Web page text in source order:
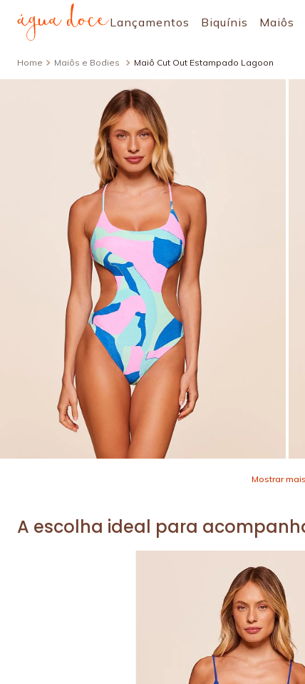
Lançamentos Biquínis Maiôs
Maiôs e Bodies Maiô Cut Out Estampado Lagoon
Mostrar mais
A escolha ideal para